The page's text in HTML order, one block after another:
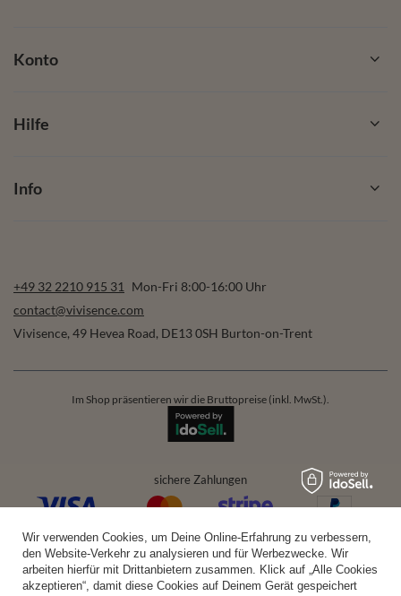
Konto
Hilfe
Info
+49 32 2210 915 31
Mon-Fri 8:00-16:00 Uhr
contact@vivisence.com
Vivisence, 49 Hevea Road, DE13 0SH Burton-on-Trent
Im Shop präsentieren wir die Bruttopreise (inkl. MwSt.).
sichere Zahlungen
bequeme Lieferung
Wir verwenden Cookies, um Deine Online-Erfahrung zu verbessern,
den Website-Verkehr zu analysieren und für Werbezwecke. Wir
arbeiten hierfür mit Drittanbietern zusammen. Klick auf „Alle Cookies
akzeptieren“, damit diese Cookies auf Deinem Gerät gespeichert